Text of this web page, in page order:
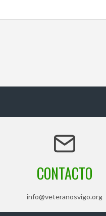
CONTACTO
info@veteranosvigo.org